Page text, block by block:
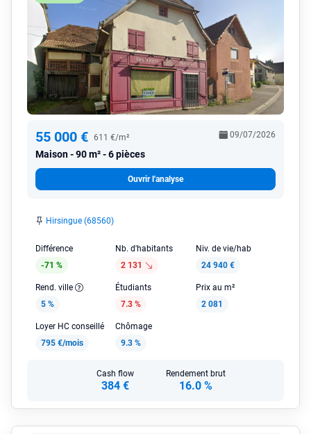
55 000 € 611 €/m²
Maison 90 m² - 6 pièces
09/07/2026
Ouvrir l'analyse
Hirsingue (68560)
Différence
-71 %
Nb. d'habitants
2 131
Niv. de vie/hab
24 940 €
Rend. ville
5 %
Étudiants
7.3 %
Prix au m²
2 081
Loyer HC conseillé
795 €/mois
Chômage
9.3 %
Cash flow
384 €
Rendement brut
16.0 %